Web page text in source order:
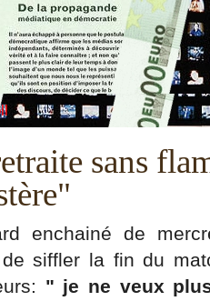
sans
enchainé de
siffler la fin du
" je ne veux